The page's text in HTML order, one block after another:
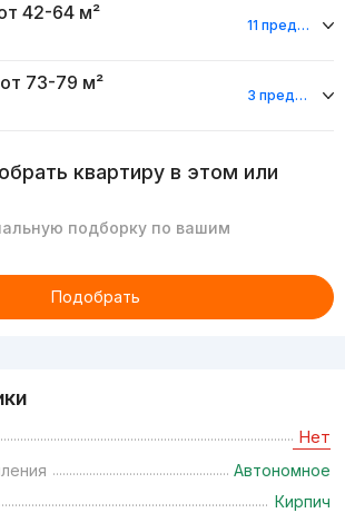
42-64 м²
11 предложений
от 73-79 м²
3 предложения
квартиру в этом или
подборку по вашим
Подобрать
Нет
Автономное
Кирпич